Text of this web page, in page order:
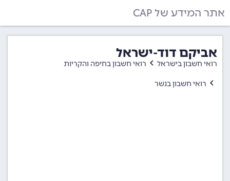
אתר המידע של CAP
אביקם דוד-ישראל
רואי חשבון בישראל רואי חשבון בחיפה והקריות
רואי חשבון בנשר